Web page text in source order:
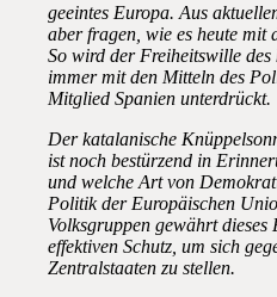
geeintes Europa. Aus
aber fragen, wie es heute mit
So wird der Freiheitswille des
immer mit den Mitteln des
Mitglied Spanien unterdrückt.
Der katalanische
ist noch bestürzend in
und welche Art von
Politik der Europäischen
Volksgruppen gewährt
effektiven Schutz, um sich
Zentralstaaten zu stellen.